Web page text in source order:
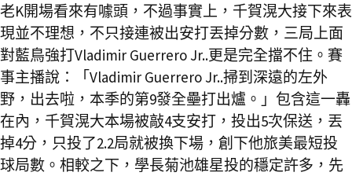
老K開場看來有噱頭，不過事實上，千賀滉大接下來表
現並不理想，不只接連被出安打丟掉分數，三局上面
對藍鳥強打Vladimir Guerrero Jr..更是完全擋不住。賽
事主播說：「Vladimir Guerrero Jr..掃到深遠的左外
野，出去啦，本季的第9發全壘打出爐。」包含這一轟
在內，千賀滉大本場被敲4支安打，投出5次保送，丟
掉4分，只投了2.2局就被換下場，創下他旅美最短投
球局數。相較之下，學長菊池雄星投的穩定許多，先